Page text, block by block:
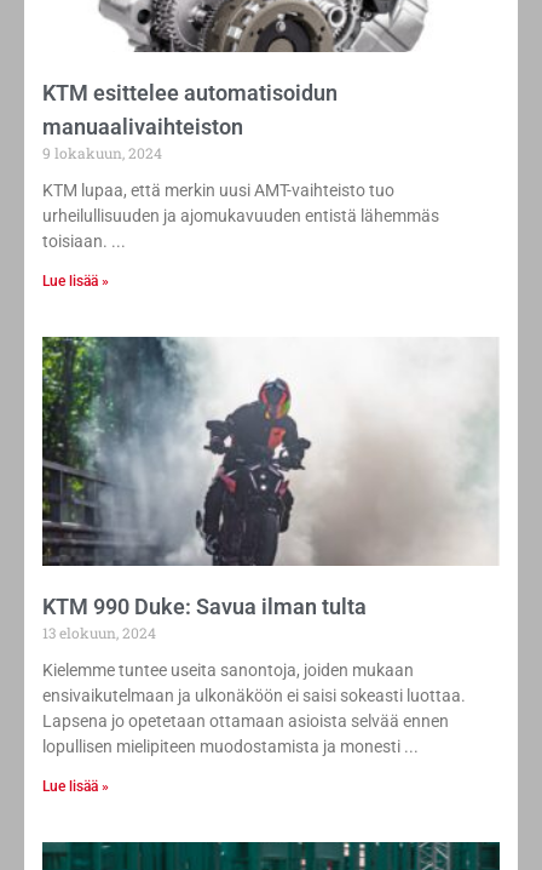
KTM esittelee automatisoidun
manuaalivaihteiston
9 lokakuun, 2024
KTM lupaa, että merkin uusi AMT-vaihteisto tuo
urheilullisuuden ja ajomukavuuden entistä lähemmäs
toisiaan.
Lue lisää »
KTM 990 Duke: Savua ilman tulta
13 elokuun, 2024
Kielemme tuntee useita sanontoja, joiden mukaan
ensivaikutelmaan ja ulkonäköön ei saisi sokeasti luottaa.
Lapsena jo opetetaan ottamaan asioista selvää ennen
lopullisen mielipiteen muodostamista ja monesti
Lue lisää »